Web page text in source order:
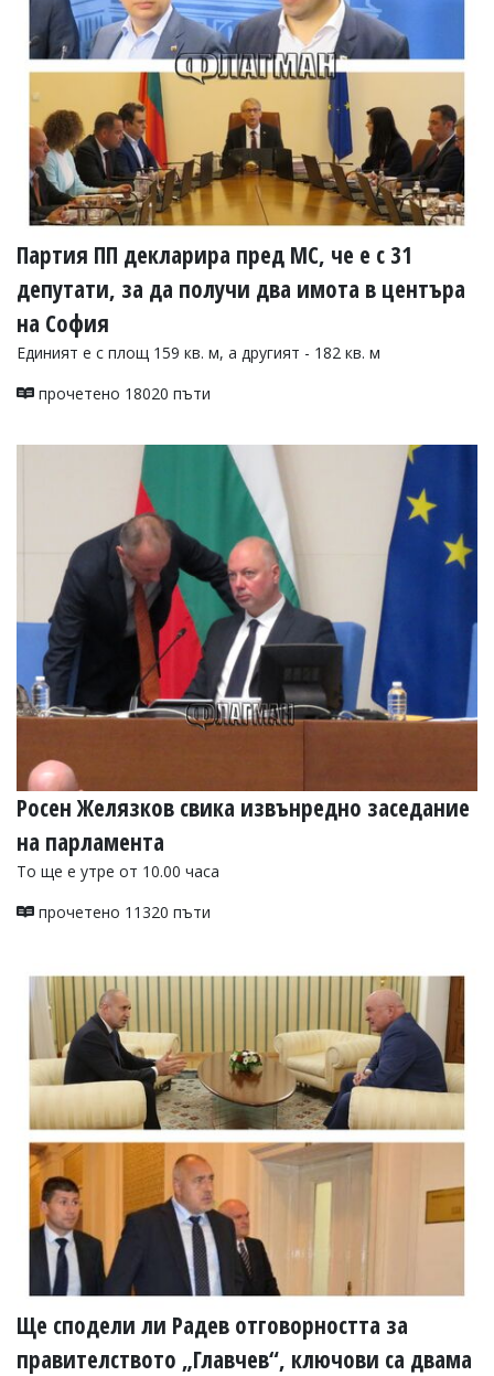
Партия ПП декларира пред МС, че е с 31
депутати, за да получи два имота в центъра
на София
Единият е с площ 159 кв. м, а другият - 182 кв. м
прочетено 18020 пъти
Росен Желязков свика извънредно заседание
на парламента
То ще е утре от 10.00 часа
прочетено 11320 пъти
Ще сподели ли Радев отговорността за
правителството „Главчев“, ключови са двама